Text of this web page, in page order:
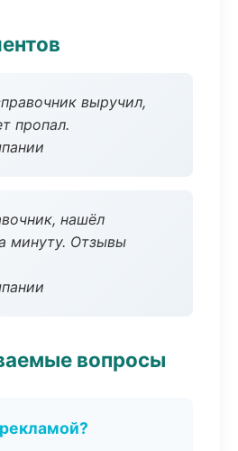
выручил,
пропал.
нашёл
минуту. Отзывы
вопросы